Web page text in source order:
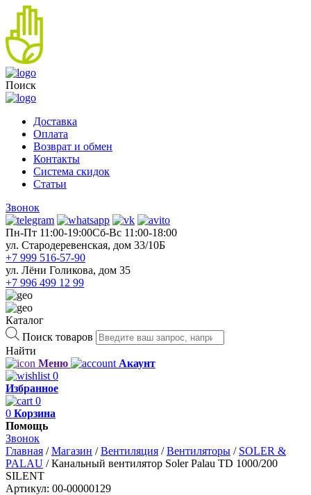
Поиск
Доставка
Оплата
Возврат и обмен
Контакты
Система скидок
Статьи
Звонок
Пн-Пт 11:00-19:00Cб-Вс 11:00-18:00
ул. Стародеревенская, дом 33/10Б
+7 999 516-57-90
ул. Лёни Голикова, дом 35
+7 996 499 12 99
Каталог
Поиск товаров
Найти
Меню
Акаунт
0
Избранное
0
0 Корзина
Помощь
Звонок
Главная /Магазин /Вентиляция /Вентиляторы / SOLER &
PALAU /Канальный вентилятор Soler Palau TD 1000/200
SILENT
Артикул: 00-00000129